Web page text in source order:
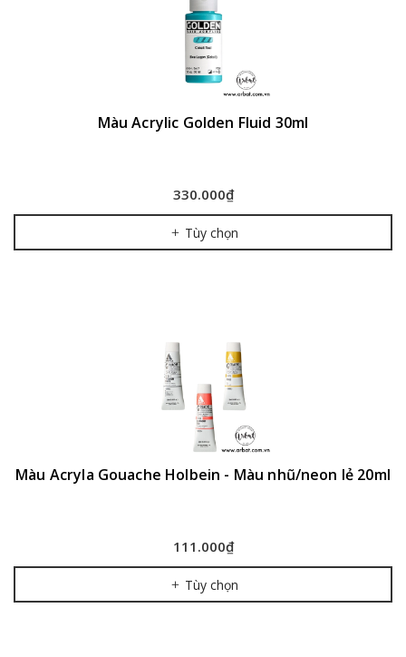
Màu Acrylic Golden Fluid 30ml
330.000₫
Tùy chọn
Màu Acryla Gouache Holbein - Màu nhũ/neon lẻ 20ml
111.000₫
Tùy chọn